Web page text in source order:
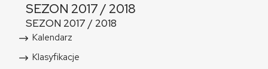
SEZON 2017 / 2018
SEZON 2017 / 2018
Kalendarz
Klasyfikacje